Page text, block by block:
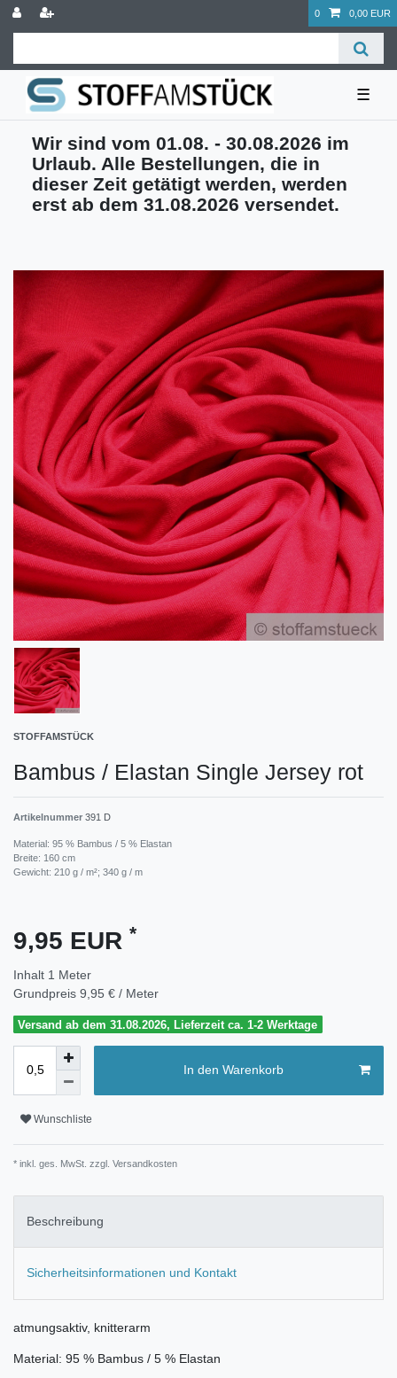
0 0,00 EUR
☰
Wir sind vom 01.08. - 30.08.2026 im
Urlaub. Alle Bestellungen, die in
dieser Zeit getätigt werden, werden
erst ab dem 31.08.2026 versendet.
STOFFAMSTÜCK
Bambus / Elastan Single Jersey rot
Artikelnummer 391 D
Material: 95 % Bambus / 5 % Elastan
Breite: 160 cm
Gewicht: 210 g / m²; 340 g / m
9,95 EUR *
Inhalt 1 Meter
Grundpreis 9,95 € / Meter
Versand ab dem 31.08.2026, Lieferzeit ca. 1-2 Werktage
In den Warenkorb
Wunschliste
* inkl. ges. MwSt. zzgl. Versandkosten
Beschreibung
Sicherheitsinformationen und Kontakt
atmungsaktiv, knitterarm
Material: 95 % Bambus / 5 % Elastan